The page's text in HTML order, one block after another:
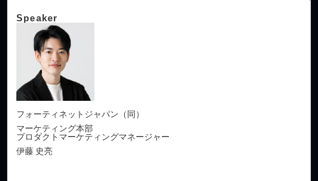
Speaker
フォーティネットジャパン（同）
マーケティング本部
プロダクトマーケティングマネージャー
伊藤 史亮